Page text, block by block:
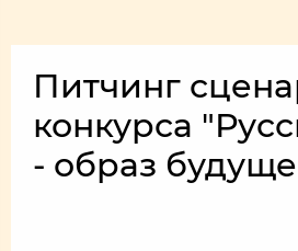
Питчинг
конкурса
- образ